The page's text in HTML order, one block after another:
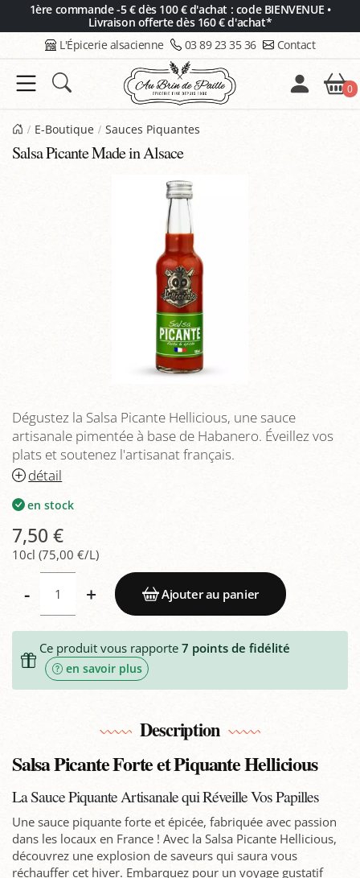
1ère commande -5 € dès 100 € d'achat : code BIENVENUE •
Livraison offerte dès 160 € d'achat*
L'Épicerie alsacienne 03 89 23 35 36 Contact
0
E-Boutique Sauces Piquantes
Salsa Picante Made in Alsace
Dégustez la Salsa Picante Hellicious, une sauce
artisanale pimentée à base de Habanero. Éveillez vos
plats et soutenez l'artisanat français.
détail
en stock
7,50 €
10cl (75,00 €/L)
- + Ajouter au panier
Ce produit vous rapporte 7 points de fidélité
en savoir plus
Description
Salsa Picante Forte et Piquante Hellicious
La Sauce Piquante Artisanale qui Réveille Vos Papilles
Une sauce piquante forte et épicée, fabriquée avec passion
dans les locaux en France ! Avec la Salsa Picante Hellicious,
découvrez une explosion de saveurs qui saura vous
réchauffer cet hiver. Embarquez pour un voyage gustatif
Panneau de gestion des cookies